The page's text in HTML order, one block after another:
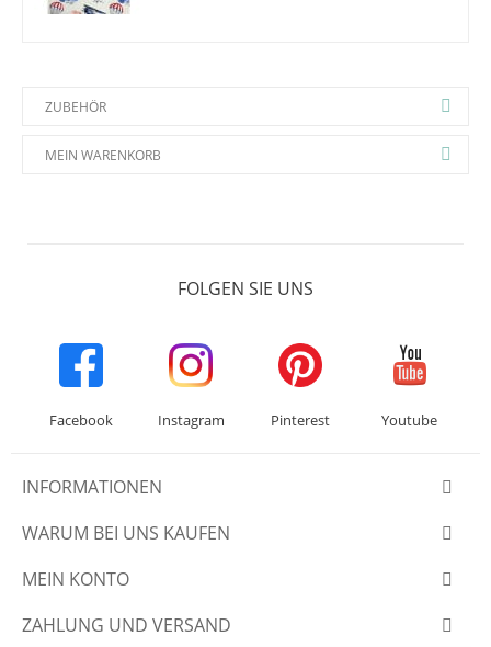
ZUBEHÖR
MEIN WARENKORB
FOLGEN SIE UNS
Facebook Instagram Pinterest Youtube
INFORMATIONEN
WARUM BEI UNS KAUFEN
MEIN KONTO
ZAHLUNG UND VERSAND